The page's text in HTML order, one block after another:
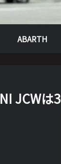
ABARTH
JCWは